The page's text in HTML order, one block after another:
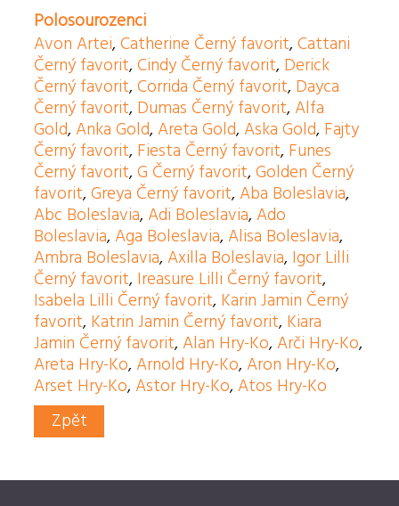
Polosourozenci
Avon Artei,Catherine Černý favorit,Cattani
Černý favorit,Cindy Černý favorit, Derick
Černý favorit,Corrida Černý favorit, Dayca
Černý favorit, Dumas Černý favorit, Alfa
Gold, Anka Gold, Areta Gold, Aska Gold, Fajty
Černý favorit, Fiesta Černý favorit, Funes
Černý favorit,G Černý favorit,Golden Černý
favorit,Greya Černý favorit, Aba Boleslavia,
Abc Boleslavia, Adi Boleslavia, Ado
Boleslavia, Aga Boleslavia, Alisa Boleslavia,
Ambra Boleslavia, Axilla Boleslavia, Igor Lilli
Černý favorit, Ireasure Lilli Černý favorit,
Isabela Lilli Černý favorit, Karin Jamin Černý
favorit, Katrin Jamin Černý favorit, Kiara
Jamin Černý favorit, Alan Hry-Ko, Arči Hry-Ko,
Areta Hry-Ko, Arnold Hry-Ko, Aron Hry-Ko,
Arset Hry-Ko, Astor Hry-Ko, Atos Hry-Ko
Zpět